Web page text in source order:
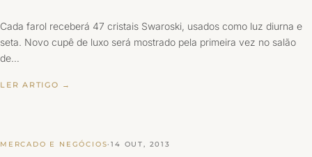
Cada farol receberá 47 cristais Swaroski, usados como luz diurna e
seta. Novo cupê de luxo será mostrado pela primeira vez no salão
de…
LER ARTIGO →
MERCADO E NEGÓCIOS·14 OUT, 2013